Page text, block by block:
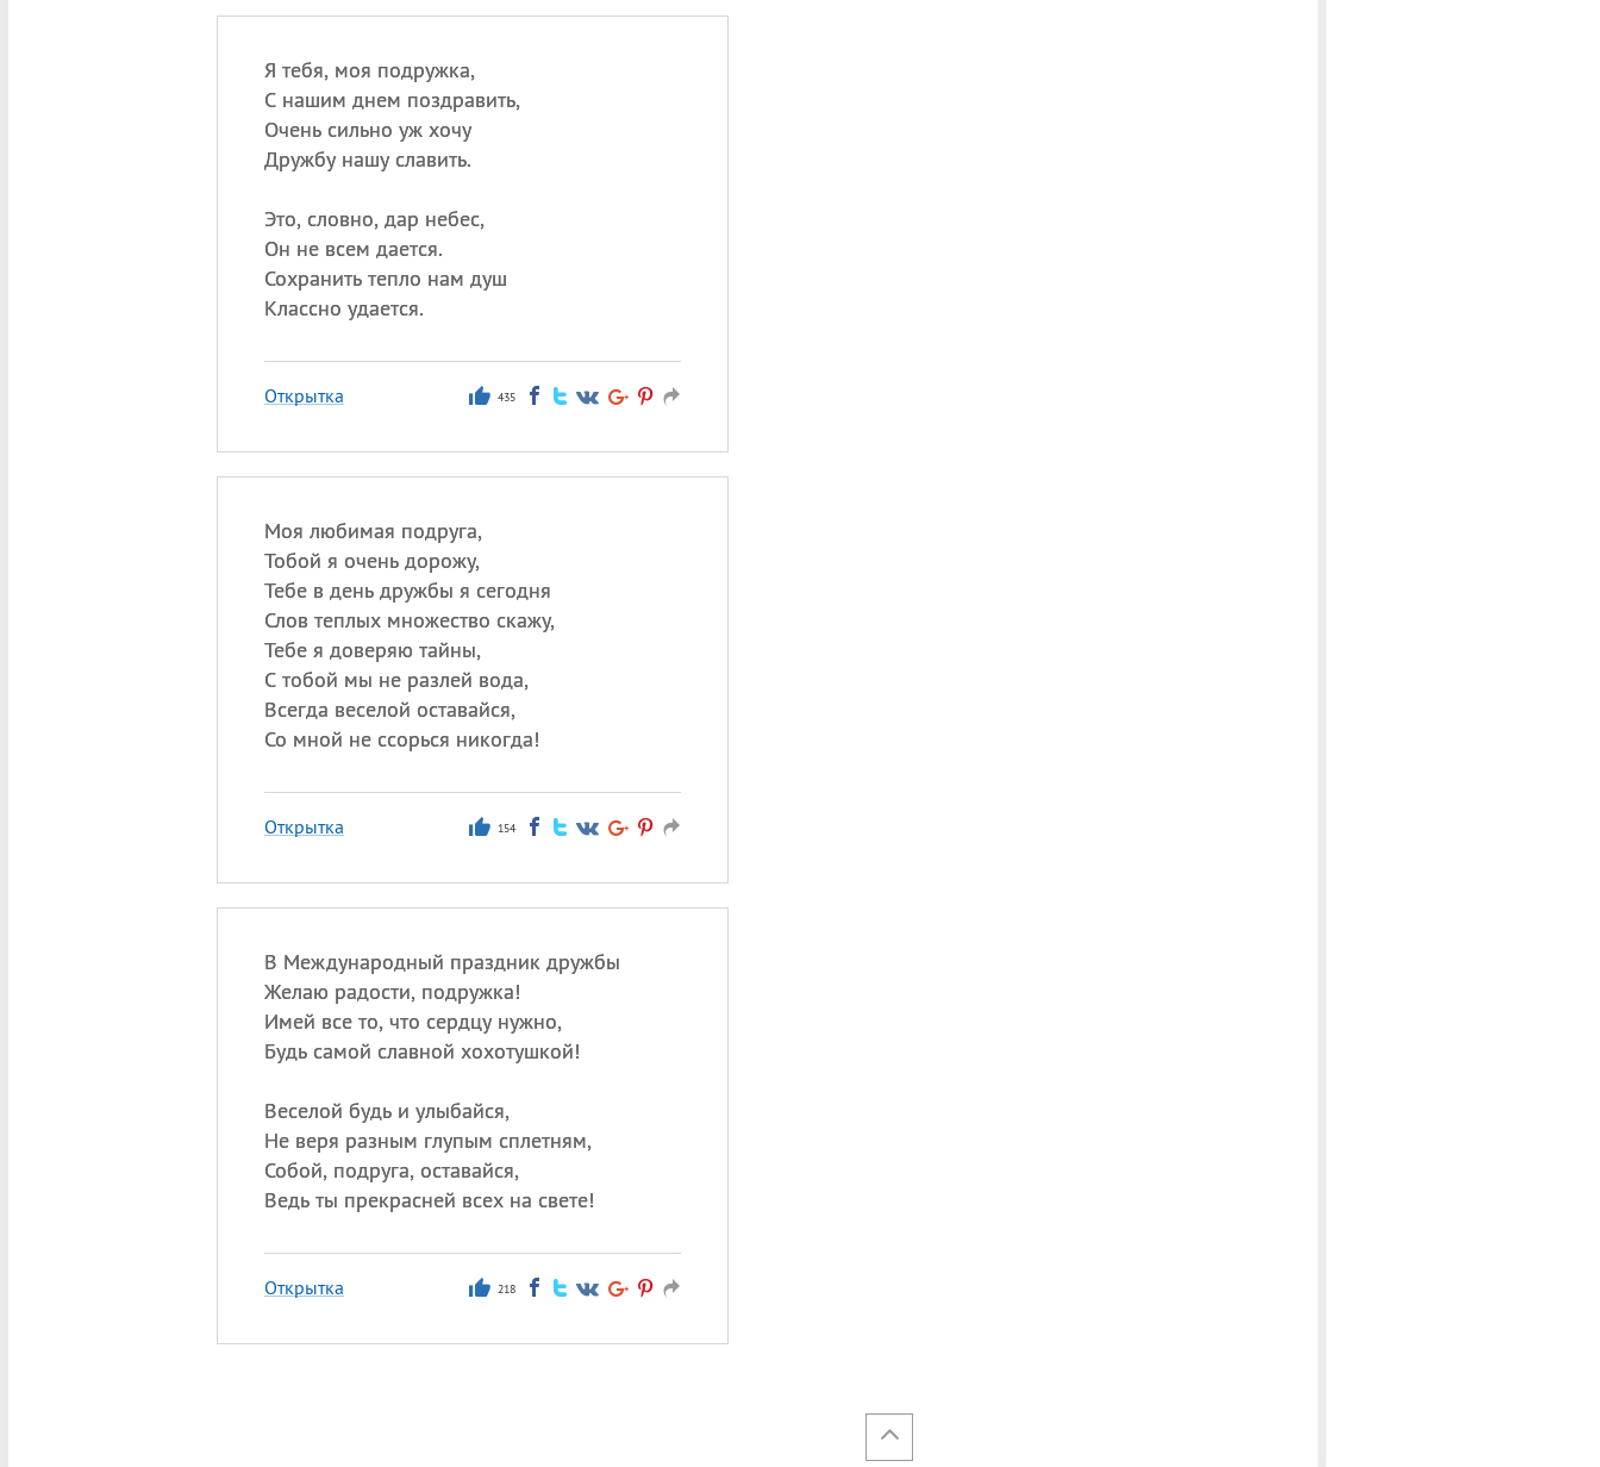
Я тебя, моя подружка,
С нашим днем поздравить,
Очень сильно уж хочу
Дружбу нашу славить.
Это, словно, дар небес,
Он не всем дается.
Сохранить тепло нам душ
Классно удается.
Открытка 435
Моя любимая подруга,
Тобой я очень дорожу,
Тебе в день дружбы я сегодня
Слов теплых множество скажу,
Тебе я доверяю тайны,
С тобой мы не разлей вода,
Всегда веселой оставайся,
Со мной не ссорься никогда!
Открытка 154
В Международный праздник дружбы
Желаю радости, подружка!
Имей все то, что сердцу нужно,
Будь самой славной хохотушкой!
Веселой будь и улыбайся,
Не веря разным глупым сплетням,
Собой, подруга, оставайся,
Ведь ты прекрасней всех на свете!
Открытка 218